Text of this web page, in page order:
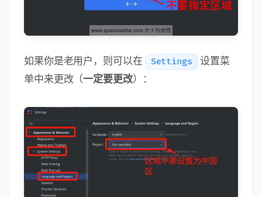
如果你是老用户，则可以在 Settings
设置菜
单中来更改（一定要更改）：